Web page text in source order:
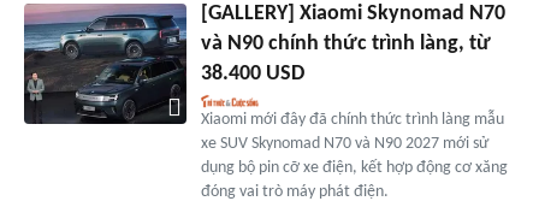
[GALLERY] Xiaomi Skynomad N70
và N90 chính thức trình làng, từ
38.400 USD
Xiaomi mới đây đã chính thức trình làng mẫu
xe SUV Skynomad N70 và N90 2027 mới sử
dụng bộ pin cỡ xe điện, kết hợp động cơ xăng
đóng vai trò máy phát điện.